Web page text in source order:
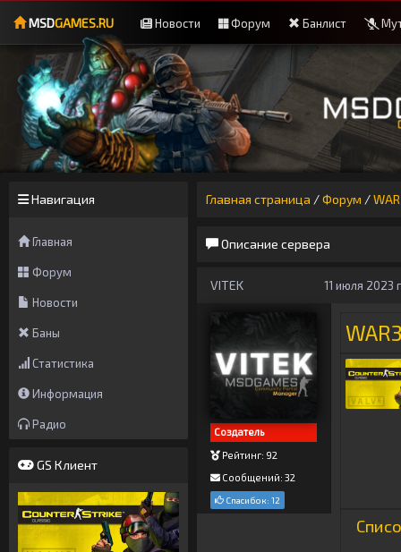
MSDGAMES.RU Новости Форум Банлист
Навигация
Главная
Форум
Новости
Баны
Статистика
Информация
Радио
GS Клиент
Главная страница /Форум /
Описание сервера
VITEK 11 июля 2023
Создатель
Рейтинг: 92
Сообщений: 32
Спасибок: 12